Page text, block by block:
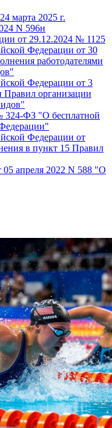
марта 2025 г.
N 596н
от 29.12.2024 № 1125
Федерации от 30
работодателями
Федерации от 3
организации
324-ФЗ "О бесплатной
Федерации от
в пункт 15 Правил
05 апреля 2022 N 588 "О